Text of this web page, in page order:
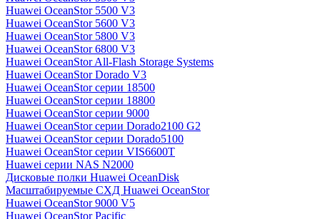
Huawei OceanStor 5500 V3
Huawei OceanStor 5600 V3
Huawei OceanStor 5800 V3
Huawei OceanStor 6800 V3
Huawei OceanStor All-Flash Storage Systems
Huawei OceanStor Dorado V3
Huawei OceanStor серии 18500
Huawei OceanStor серии 18800
Huawei OceanStor серии 9000
Huawei OceanStor серии Dorado2100 G2
Huawei OceanStor серии Dorado5100
Huawei OceanStor серии VIS6600T
Huawei серии NAS N2000
Дисковые полки Huawei OceanDisk
Масштабируемые СХД Huawei OceanStor
Huawei OceanStor 9000 V5
Huawei OceanStor Pacific